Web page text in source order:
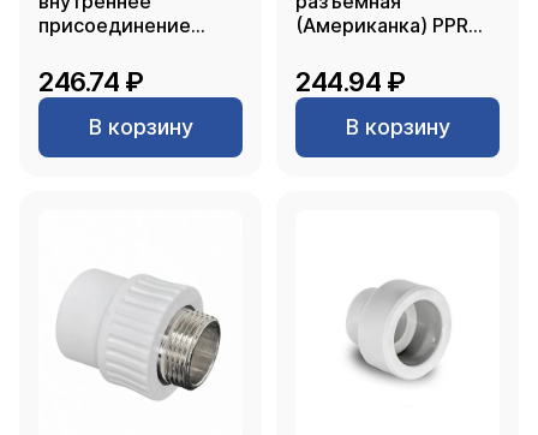
присоединение
246.74 ₽
В корзину
(Американка) PPR
20х 1/2, белый, RTP
244.94 ₽
В корзину